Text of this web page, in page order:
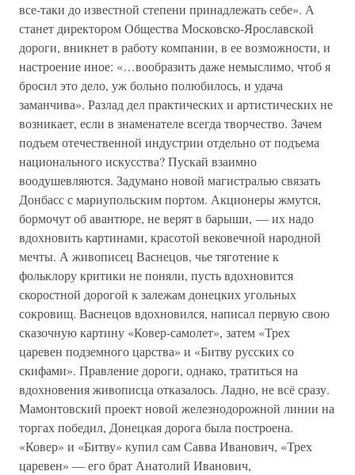
все-таки до известной степени принадлежать себе». А
станет директором Общества Московско-Ярославской
дороги, вникнет в работу компании, в ее возможности, и
настроение иное: «…вообразить даже немыслимо, чтоб я
бросил это дело, уж больно полюбилось, и удача
заманчива». Разлад дел практических и артистических не
возникает, если в знаменателе всегда творчество. Зачем
подъем отечественной индустрии отдельно от подъема
национального искусства? Пускай взаимно
воодушевляются. Задумано новой магистралью связать
Донбасс с мариупольским портом. Акционеры жмутся,
бормочут об авантюре, не верят в барыши, — их надо
вдохновить картинами, красотой вековечной народной
мечты. А живописец Васнецов, чье тяготение к
фольклору критики не поняли, пусть вдохновится
скоростной дорогой к залежам донецких угольных
сокровищ. Васнецов вдохновился, написал первую свою
сказочную картину «Ковер-самолет», затем «Трех
царевен подземного царства» и «Битву русских со
скифами». Правление дороги, однако, тратиться на
вдохновения живописца отказалось. Ладно, не всё сразу.
Мамонтовский проект новой железнодорожной линии на
торгах победил, Донецкая дорога была построена.
«Ковер» и «Битву» купил сам Савва Иванович, «Трех
царевен» — его брат Анатолий Иванович,